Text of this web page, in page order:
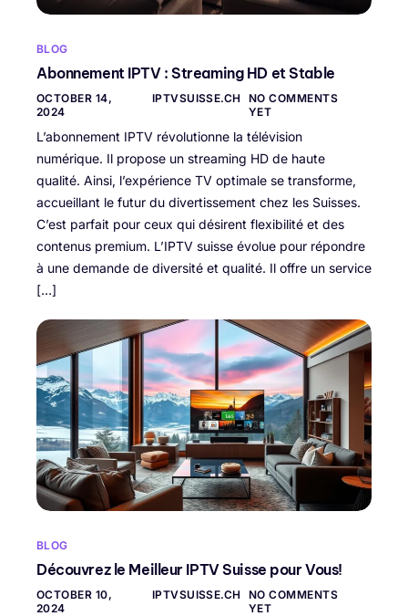
BLOG
Abonnement IPTV : Streaming HD et Stable
OCTOBER 14,
2024
IPTVSUISSE.CH
NO COMMENTS
YET
L’abonnement IPTV révolutionne la télévision
numérique. Il propose un streaming HD de haute
qualité. Ainsi, l’expérience TV optimale se transforme,
accueillant le futur du divertissement chez les Suisses.
C’est parfait pour ceux qui désirent flexibilité et des
contenus premium. L’IPTV suisse évolue pour répondre
à une demande de diversité et qualité. Il offre un service
[…]
BLOG
Découvrez le Meilleur IPTV Suisse pour Vous!
OCTOBER 10,
2024
IPTVSUISSE.CH
NO COMMENTS
YET